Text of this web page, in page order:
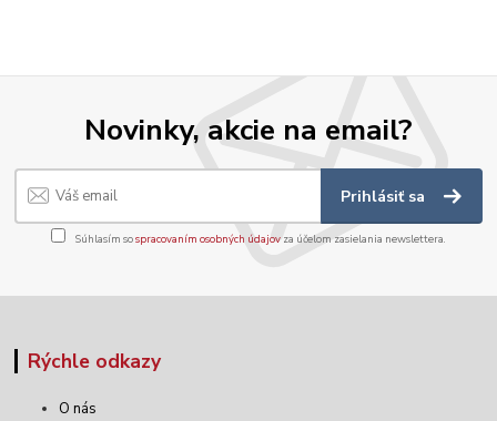
Novinky, akcie na email?
Prihlásiť sa
Súhlasím sospracovaním osobných údajov za účelom zasielania newslettera.
Rýchle odkazy
O nás